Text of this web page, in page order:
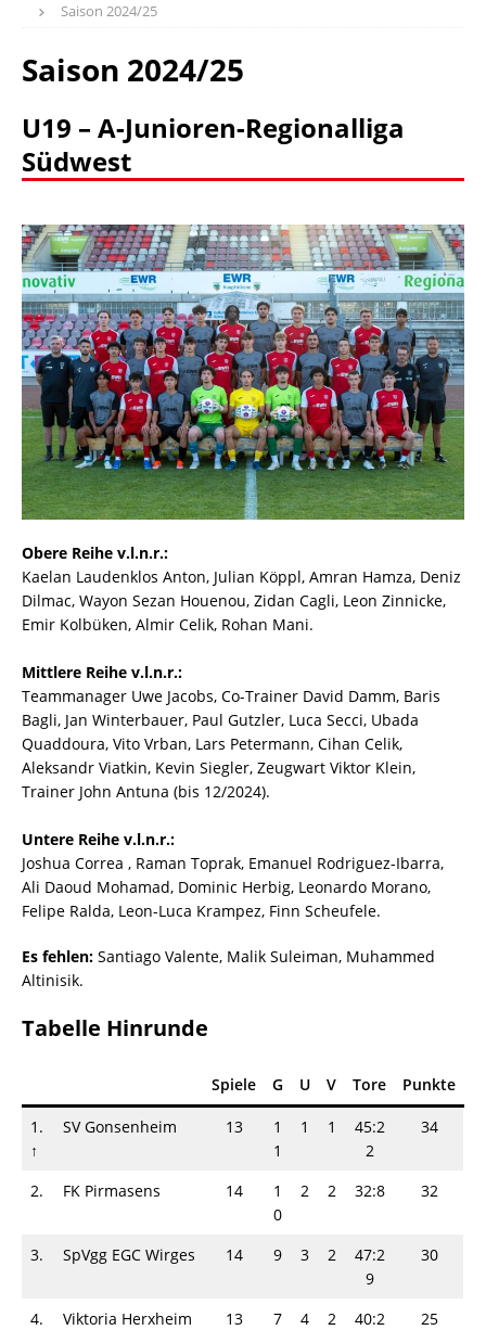
Saison 2024/25
Saison 2024/25
U19 – A-Junioren-Regionalliga
Südwest
Obere Reihe v.l.n.r.:
Kaelan Laudenklos Anton, Julian Köppl, Amran Hamza, Deniz
Dilmac, Wayon Sezan Houenou, Zidan Cagli, Leon Zinnicke,
Emir Kolbüken, Almir Celik, Rohan Mani.
Mittlere Reihe v.l.n.r.:
Teammanager Uwe Jacobs, Co-Trainer David Damm, Baris
Bagli, Jan Winterbauer, Paul Gutzler, Luca Secci, Ubada
Quaddoura, Vito Vrban, Lars Petermann, Cihan Celik,
Aleksandr Viatkin, Kevin Siegler, Zeugwart Viktor Klein,
Trainer John Antuna (bis 12/2024).
Untere Reihe v.l.n.r.:
Joshua Correa , Raman Toprak, Emanuel Rodriguez-Ibarra,
Ali Daoud Mohamad, Dominic Herbig, Leonardo Morano,
Felipe Ralda, Leon-Luca Krampez, Finn Scheufele.
Es fehlen: Santiago Valente, Malik Suleiman, Muhammed
Altinisik.
Tabelle Hinrunde
Spiele G U V Tore Punkte
1.
↑
SV Gonsenheim 13
1
1
1 1
45:2
2
34
2. FK Pirmasens 14
1
0
2 2 32:8 32
3. SpVgg EGC Wirges 14 9 3 2
47:2
9
30
4. Viktoria Herxheim 13 7 4 2
40:2
25